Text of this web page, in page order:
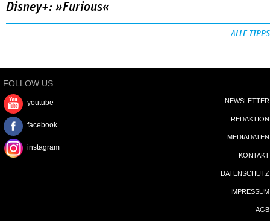
Disney+: »Furious«
ALLE TIPPS
FOLLOW US
youtube
facebook
instagram
NEWSLETTER
REDAKTION
MEDIADATEN
KONTAKT
DATENSCHUTZ
IMPRESSUM
AGB